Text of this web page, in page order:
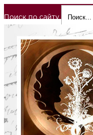
Поиск по сайту